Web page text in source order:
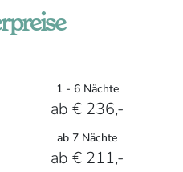
1 - 6 Nächte
ab € 236,-
ab 7 Nächte
ab € 211,-